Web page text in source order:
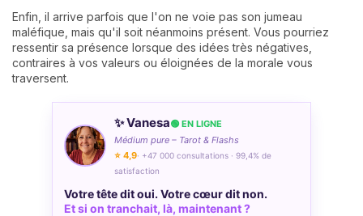
Enfin, il arrive parfois que l'on ne voie pas son jumeau
maléfique, mais qu'il soit néanmoins présent. Vous pourriez
ressentir sa présence lorsque des idées très négatives,
contraires à vos valeurs ou éloignées de la morale vous
traversent.
✨ Vanesa🟢 EN LIGNE
Médium pure – Tarot & Flashs
⭐ 4,9· +47 000 consultations · 99,4% de
satisfaction
Votre tête dit oui. Votre cœur dit non.
Et si on tranchait, là, maintenant ?